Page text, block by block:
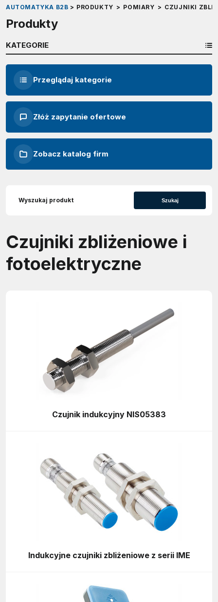
AUTOMATYKA B2B > PRODUKTY > POMIARY > CZUJNIKI
Produkty
KATEGORIE
Przeglądaj kategorie
Złóż zapytanie ofertowe
Zobacz katalog firm
Szukaj
Czujniki zbliżeniowe i
fotoelektryczne
Czujnik indukcyjny NIS05383
Indukcyjne czujniki zbliżeniowe z serii IME